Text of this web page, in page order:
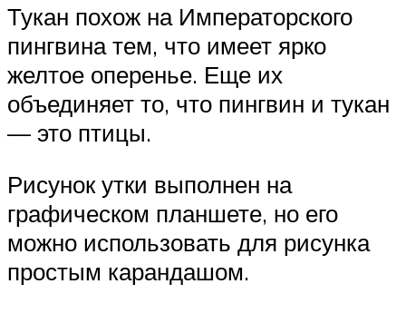
Тукан похож на Императорского
пингвина тем, что имеет ярко
желтое оперенье. Еще их
объединяет то, что пингвин и тукан
— это птицы.
Рисунок утки выполнен на
графическом планшете, но его
можно использовать для рисунка
простым карандашом.